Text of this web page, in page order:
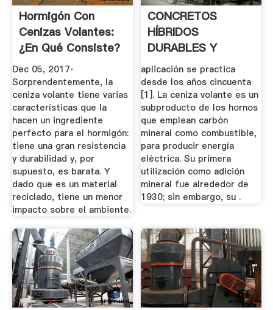
Hormigón Con
Cenizas Volantes:
¿En Qué Consiste?
Dec 05, 2017·
Sorprendentemente, la
ceniza volante tiene varias
características que la
hacen un ingrediente
perfecto para el hormigón:
tiene una gran resistencia
y durabilidad y, por
supuesto, es barata. Y
dado que es un material
reciclado, tiene un menor
impacto sobre el ambiente.
CONCRETOS
HÍBRIDOS
DURABLES Y
SUSTENTABLES,
CON .
aplicación se practica
desde los años cincuenta
[1]. La ceniza volante es un
subproducto de los hornos
que emplean carbón
mineral como combustible,
para producir energía
eléctrica. Su primera
utilización como adición
mineral fue alrededor de
1930; sin embargo, su .